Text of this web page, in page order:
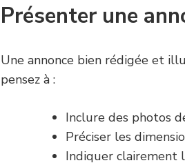
Présenter une
Une annonce bien rédigée et
pensez à :
Inclure des photos
Préciser les
Indiquer clairement